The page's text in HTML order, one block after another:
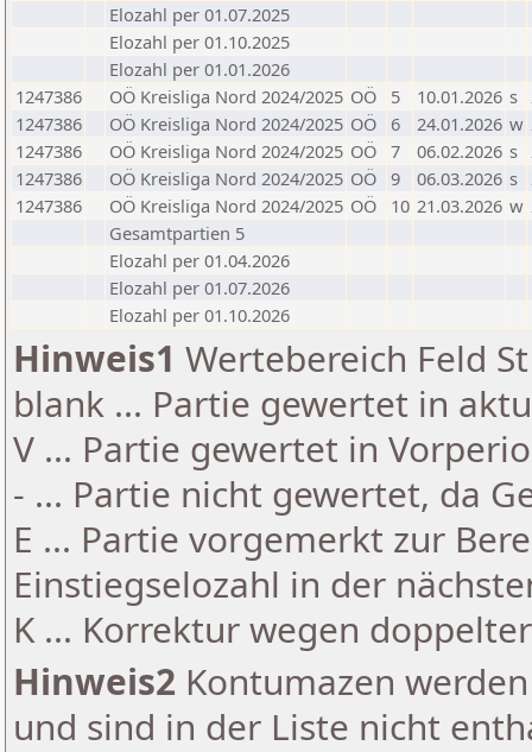
Elozahl per 01.07.2025
Elozahl per 01.10.2025
Elozahl per 01.01.2026
1247386
OÖ Kreisliga Nord 2024/2025 OÖ 5 10.01.2026 s
1247386
OÖ Kreisliga Nord 2024/2025 OÖ 6 24.01.2026 w
1247386
OÖ Kreisliga Nord 2024/2025 OÖ 7 06.02.2026 s
1247386
OÖ Kreisliga Nord 2024/2025 OÖ 9 06.03.2026 s
1247386
OÖ Kreisliga Nord 2024/2025 OÖ 10 21.03.2026 w
Gesamtpartien 5
Elozahl per 01.04.2026
Elozahl per 01.07.2026
Elozahl per 01.10.2026
Hinweis1 Wertebereich Feld
blank ... Partie gewertet in
V ... Partie gewertet in
- ... Partie nicht gewertet, da
E ... Partie vorgemerkt zur
Einstiegselozahl in der
K ... Korrektur wegen
Hinweis2 Kontumazen
und sind in der Liste nicht